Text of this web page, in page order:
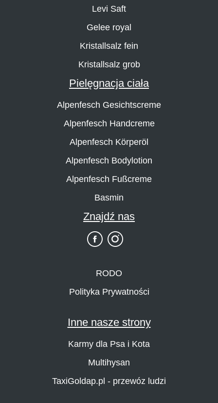
Levi Saft
Gelee royal
Kristallsalz fein
Kristallsalz grob
Pielęgnacja ciała
Alpenfesch Gesichtscreme
Alpenfesch Handcreme
Alpenfesch Körperöl
Alpenfesch Bodylotion
Alpenfesch Fußcreme
Basmin
Znajdź nas
RODO
Polityka Prywatności
Inne nasze strony
Karmy dla Psa i Kota
Multihysan
TaxiGoldap.pl - przewóz ludzi